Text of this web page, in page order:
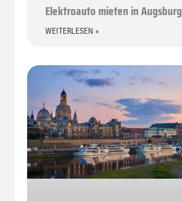
Elektroauto mieten in Augsburg
WEITERLESEN »